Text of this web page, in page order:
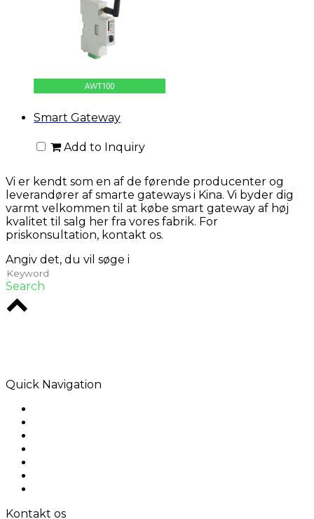
Smart Gateway
Add to Inquiry
Vi er kendt som en af de førende producenter og
leverandører af smarte gateways i Kina. Vi byder dig
varmt velkommen til at købe smart gateway af høj
kvalitet til salg her fra vores fabrik. For
priskonsultation, kontakt os.
Angiv det, du vil søge i
Search
Quick Navigation
Kontakt os